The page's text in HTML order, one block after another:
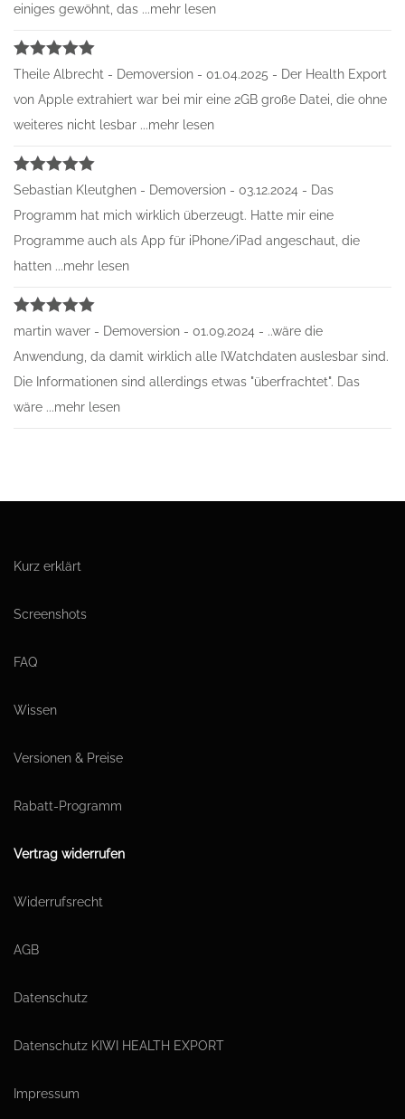
einiges gewöhnt, das ...mehr lesen
Bewertet
5
Theile Albrecht - Demoversion - 01.04.2025 - Der Health Export
von Apple extrahiert war bei mir eine 2GB große Datei, die ohne
weiteres nicht lesbar ...mehr lesen
Bewertet
mit5von
5
Sebastian Kleutghen - Demoversion - 03.12.2024 - Das
Programm hat mich wirklich überzeugt. Hatte mir eine
Programme auch als App für iPhone/iPad angeschaut, die
hatten ...mehr lesen
Bewertet
mit5 von
5
martin waver - Demoversion - 01.09.2024 - ..wäre die
Anwendung, da damit wirklich alle IWatchdaten auslesbar sind.
Die Informationen sind allerdings etwas "überfrachtet". Das
wäre ...mehr lesen
Kurz erklärt
Screenshots
FAQ
Wissen
Versionen & Preise
Rabatt-Programm
Vertrag widerrufen
Widerrufsrecht
AGB
Datenschutz
Datenschutz KIWI HEALTH EXPORT
Impressum